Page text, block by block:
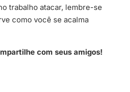
trabalho atacar, lembre-se
como você se acalma
com seus amigos!